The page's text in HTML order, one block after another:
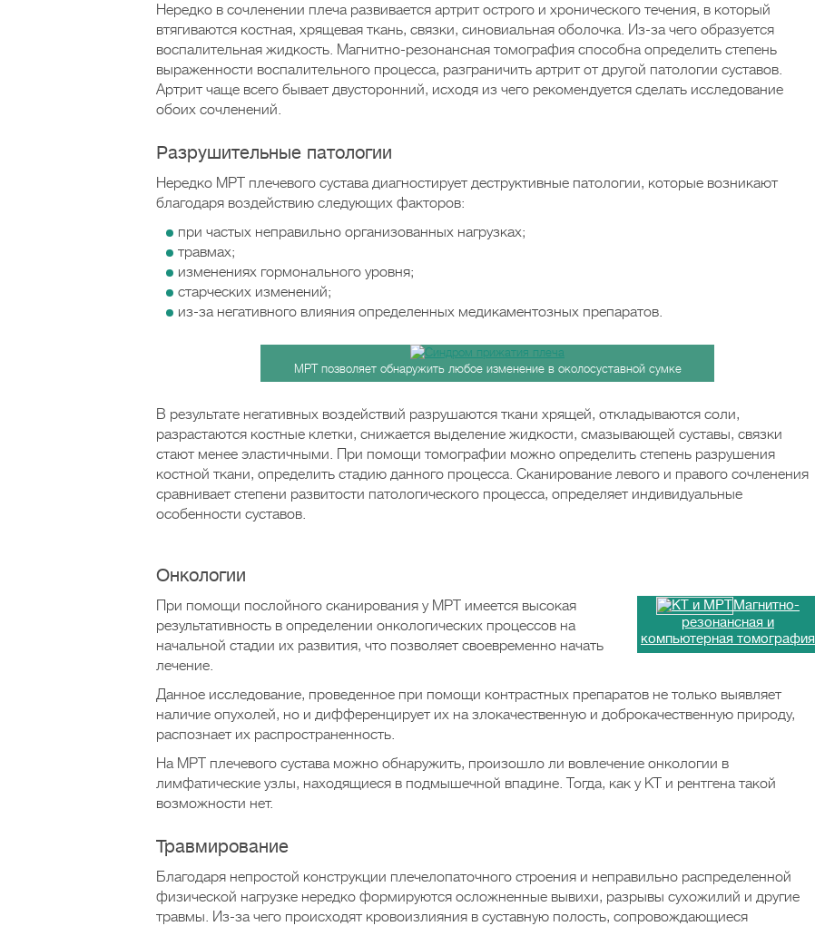
Нередко в сочленении плеча развивается артрит острого и хронического течения, в который
втягиваются костная, хрящевая ткань, связки, синовиальная оболочка. Из-за чего образуется
воспалительная жидкость. Магнитно-резонансная томография способна определить степень
выраженности воспалительного процесса, разграничить артрит от другой патологии суставов.
Артрит чаще всего бывает двусторонний, исходя из чего рекомендуется сделать исследование
обоих сочленений.
Разрушительные патологии
Нередко МРТ плечевого сустава диагностирует деструктивные патологии, которые возникают
благодаря воздействию следующих факторов:
при частых неправильно организованных нагрузках;
травмах;
изменениях гормонального уровня;
старческих изменений;
из-за негативного влияния определенных медикаментозных препаратов.
МРТ позволяет обнаружить любое изменение в околосуставной сумке
В результате негативных воздействий разрушаются ткани хрящей, откладываются соли,
разрастаются костные клетки, снижается выделение жидкости, смазывающей суставы, связки
стают менее эластичными. При помощи томографии можно определить степень разрушения
костной ткани, определить стадию данного процесса. Сканирование левого и правого сочленения
сравнивает степени развитости патологического процесса, определяет индивидуальные
особенности суставов.
Онкологии
Магнитно-
резонансная и
компьютерная томография
При помощи послойного сканирования у МРТ имеется высокая
результативность в определении онкологических процессов на
начальной стадии их развития, что позволяет своевременно начать
лечение.
Данное исследование, проведенное при помощи контрастных препаратов не только выявляет
наличие опухолей, но и дифференцирует их на злокачественную и доброкачественную природу,
распознает их распространенность.
На МРТ плечевого сустава можно обнаружить, произошло ли вовлечение онкологии в
лимфатические узлы, находящиеся в подмышечной впадине. Тогда, как у КТ и рентгена такой
возможности нет.
Травмирование
Благодаря непростой конструкции плечелопаточного строения и неправильно распределенной
физической нагрузке нередко формируются осложненные вывихи, разрывы сухожилий и другие
травмы. Из-за чего происходят кровоизлияния в суставную полость, сопровождающиеся